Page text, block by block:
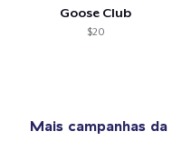
Goose Club
$20
Mais campanhas da